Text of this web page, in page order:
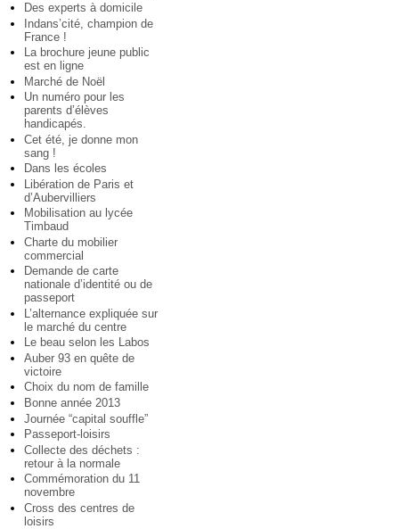
Des experts à domicile
Indans’cité, champion de
France !
La brochure jeune public
est en ligne
Marché de Noël
Un numéro pour les
parents d’élèves
handicapés.
Cet été, je donne mon
sang !
Dans les écoles
Libération de Paris et
d’Aubervilliers
Mobilisation au lycée
Timbaud
Charte du mobilier
commercial
Demande de carte
nationale d’identité ou de
passeport
L’alternance expliquée sur
le marché du centre
Le beau selon les Labos
Auber 93 en quête de
victoire
Choix du nom de famille
Bonne année 2013
Journée “capital souffle”
Passeport-loisirs
Collecte des déchets :
retour à la normale
Commémoration du 11
novembre
Cross des centres de
loisirs